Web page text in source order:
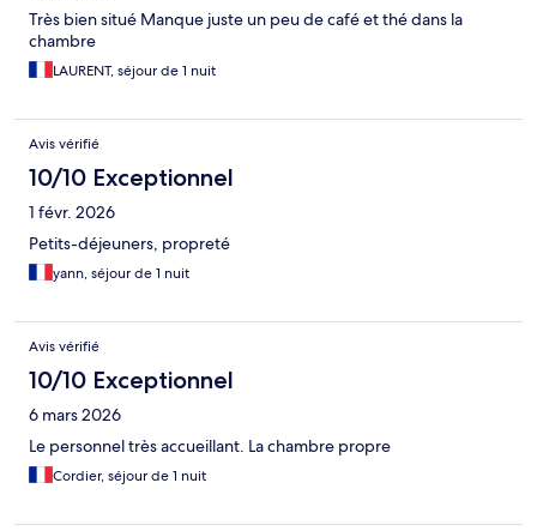
Très bien situé Manque juste un peu de café et thé dans la
chambre
LAURENT, séjour de 1 nuit
Avis vérifié
10/10 Exceptionnel
1 févr. 2026
Petits-déjeuners, propreté
yann, séjour de 1 nuit
Avis vérifié
10/10 Exceptionnel
6 mars 2026
Le personnel très accueillant. La chambre propre
Cordier, séjour de 1 nuit